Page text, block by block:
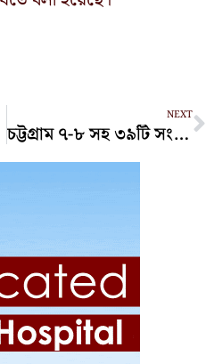
NEXT
চট্টগ্রাম ৭-৮ সহ ৩৯টি সংসদীয় আসনে পরিবর্তন এনেছে ইসি